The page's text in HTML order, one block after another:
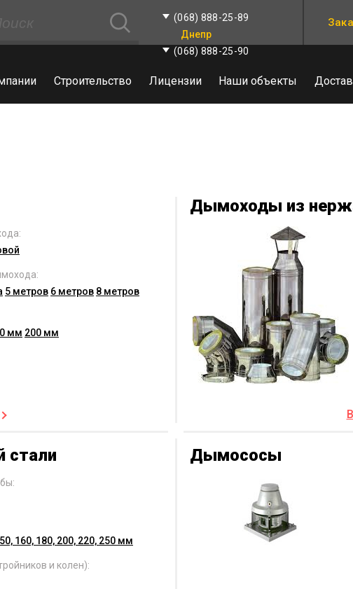
(068) 888-25-89
Днепр
(068) 888-25-90
Строительство Лицензии Наши объекты
5 метров 6 метров 8 метров
мм 200 мм
Дымоходы из
стали
160, 180, 200, 220, 250 мм
и колен):
Дымососы